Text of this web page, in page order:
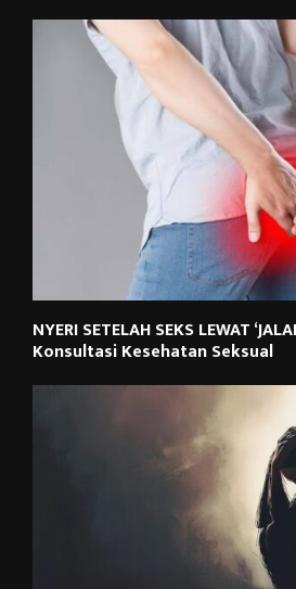
NYERI SETELAH SEKS LEWAT
Konsultasi Kesehatan Seksual